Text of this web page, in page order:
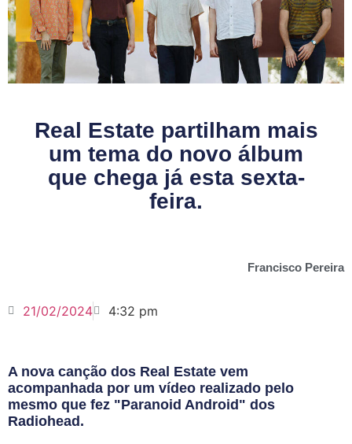
Real Estate partilham mais
um tema do novo álbum
que chega já esta sexta-
feira.
Francisco Pereira
21/02/2024 4:32 pm
A nova canção dos Real Estate vem
acompanhada por um vídeo realizado pelo
mesmo que fez "Paranoid Android" dos
Radiohead.